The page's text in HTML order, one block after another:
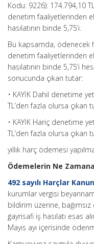
Kodu: 9226): 174.794,10
denetim faaliyetlerinden
hasılatının binde 5,75’i.
Bu kapsamda, ödenecek
denetim faaliyetlerinden
hasılatının binde 5,75’i
sonucunda çıkan tutar:
• KAYİK Dahil denetime
TL’den fazla olursa çıkan
• KAYİK Hariç denetime
TL’den fazla olursa çıkan
yıllık harç ödemesi
Ödemelerin Ne
492 sayılı Harçlar
kurumlar vergisi
bildirim üzerine,
gayrisafi iş hasılatı esas
Mayıs ayı içerisinde